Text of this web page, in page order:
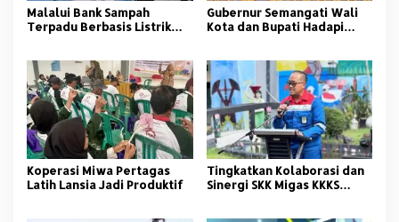
Malalui Bank Sampah
Terpadu Berbasis Listrik
Berkelanjutan
Gubernur Semangati Wali
Kota dan Bupati Hadapi
Koperasi Miwa Pertagas
Latih Lansia Jadi Produktif
Tingkatkan Kolaborasi dan
Sinergi SKK Migas KKKS